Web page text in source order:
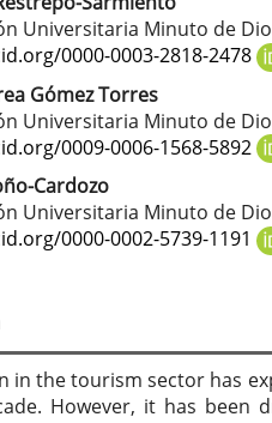
Universitaria Minuto de
0000-0003-2818-2478
Gómez Torres
Universitaria Minuto de
0009-0006-1568-5892
Cardozo
Universitaria Minuto de
0000-0002-5739-1191
in the tourism sector has
However, it has been